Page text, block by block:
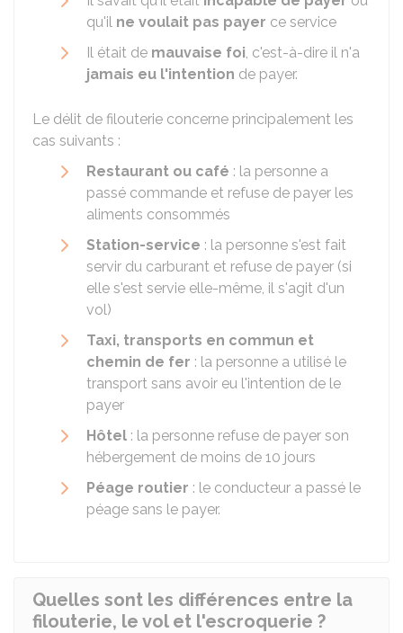
qu'il ne voulait pas payer ce service
Il était de mauvaise foi, c'est-à-dire il n'a
jamais eu l'intention de payer.
Le délit de filouterie concerne principalement les
cas suivants :
Restaurant ou café : la personne a
passé commande et refuse de payer les
aliments consommés
Station-service : la personne s'est fait
servir du carburant et refuse de payer (si
elle s'est servie elle-même, il s'agit d'un
vol)
Taxi, transports en commun et
chemin de fer : la personne a utilisé le
transport sans avoir eu l'intention de le
payer
Hôtel : la personne refuse de payer son
hébergement de moins de 10 jours
Péage routier : le conducteur a passé le
péage sans le payer.
Quelles sont les différences entre la
filouterie, le vol et l'escroquerie ?